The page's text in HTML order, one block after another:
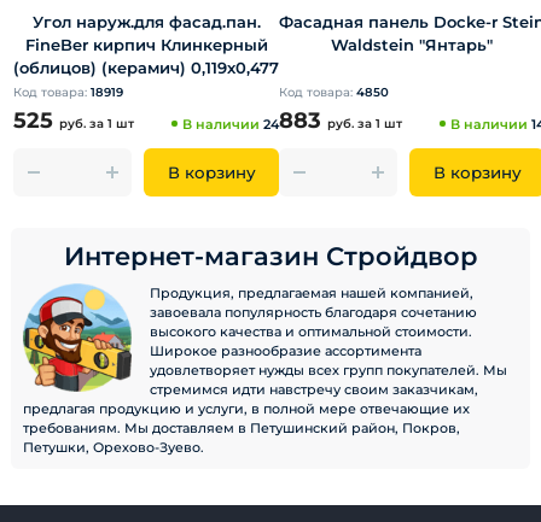
Угол наруж.для фасад.пан.
FineBer кирпич Клинкерный
(облицов) (керамич) 0,119х0,477
Код товара: 18919
525 руб. за 1 шт В наличии 24
В корзину
Фасадная панель Docke-r
Waldstein "Янтарь"
Код товара: 4850
883 руб. за 1 шт В наличии
В корзину
Интернет-магазин Стройдвор
Продукция, предлагаемая нашей компанией,
завоевала популярность благодаря сочетанию
высокого качества и оптимальной стоимости.
Широкое разнообразие ассортимента
удовлетворяет нужды всех групп покупателей. Мы
стремимся идти навстречу своим заказчикам,
предлагая продукцию и услуги, в полной мере отвечающие их
требованиям. Мы доставляем в Петушинский район, Покров,
Петушки, Орехово-Зуево.